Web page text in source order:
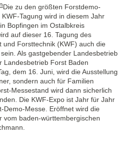
Die zu den größten Forstdemo-
Tagung wird in diesem Jahr
Bopfingen im Ostalbkreis
auf dieser 16. Tagung des
und Forsttechnik (KWF) auch die
Als gastgebender Landesbetrieb
Landesbetrieb Forst Baden
dem 16. Juni, wird die Ausstellung
sondern auch für Familien
Messestand wird dann sicherlich
Die KWF-Expo ist Jahr für Jahr
Demo-Messe. Eröffnet wird die
vom baden-württembergischen